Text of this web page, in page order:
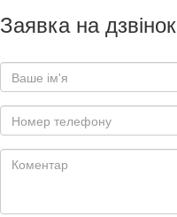
Заявка на дзвінок